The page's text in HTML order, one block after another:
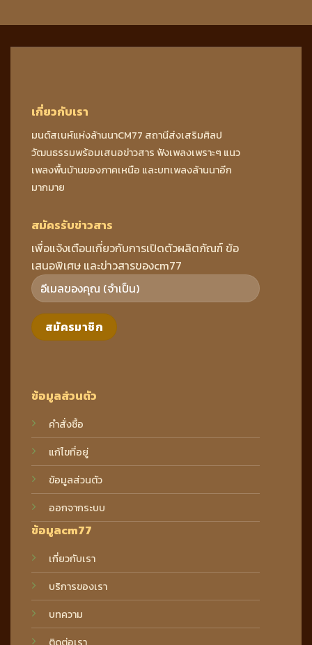
เกี่ยวกับเรา
มนต์สเนห์แห่งล้านนาCM77 สถานีส่งเสริมศิลป
วัฒนธรรมพร้อมเสนอข่าวสาร ฟังเพลงเพราะๆ แนว
เพลงพื้นบ้านของภาคเหนือ และบทเพลงล้านนาอีก
มากมาย
ข้อมูลส่วนตัว
คำสั่งซื้อ
แก้ไขที่อยู่
ข้อมูลส่วนตัว
ออกจากระบบ
ข้อมูลcm77
เกี่ยวกับเรา
บริการของเรา
บทความ
สมัครรับข่าวสาร
เพื่อแจ้งเตือนเกี่ยวกับการเปิดตัวผลิตภัณฑ์ ข้อ
เสนอพิเศษ และข่าวสารของcm77